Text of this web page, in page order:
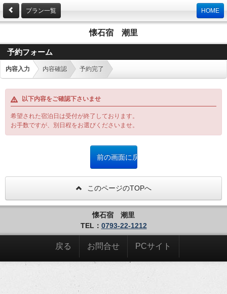
プラン一覧 HOME
懐石宿 潮里
予約フォーム
内容入力 内容確認 予約完了
以下内容をご確認下さいませ
希望された宿泊日は受付が終了しております。
お手数ですが、別日程をお選びくださいませ。
このページのTOPへ
懐石宿 潮里
TEL： 0793-22-1212
戻る お問合せ PCサイト